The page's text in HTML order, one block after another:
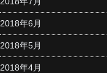
2018年6月
2018年5月
2018年4月